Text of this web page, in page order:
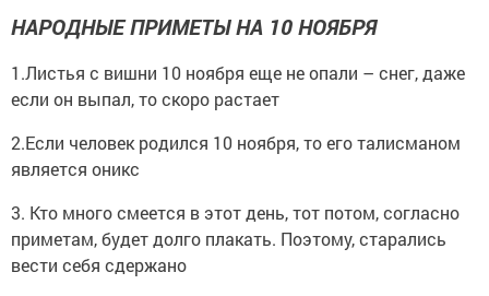
НАРОДНЫЕ ПРИМЕТЫ НА 10 НОЯБРЯ
1.Листья с вишни 10 ноября еще не опали – снег, даже
если он выпал, то скоро растает
2.Если человек родился 10 ноября, то его талисманом
является оникс
3. Кто много смеется в этот день, тот потом, согласно
приметам, будет долго плакать. Поэтому, старались
вести себя сдержано